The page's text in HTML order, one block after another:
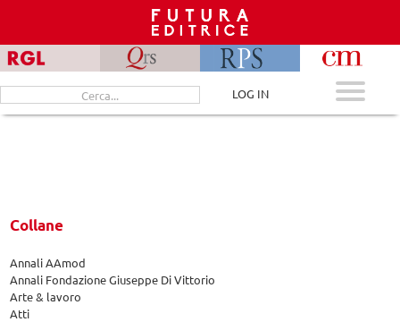
content
Cerca
per:
LOG IN
Collane
Annali AAmod
Annali Fondazione Giuseppe Di Vittorio
Arte & lavoro
Atti